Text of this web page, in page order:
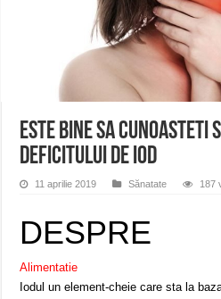
ANUNŢ OPRIRE APĂ în CARANSEBEȘ
ANUNŢ OPRIRE APĂ în CARANSEBEȘ
Este bine sa cunoasteti
deficitului de iod
11 aprilie 2019 Sănatate 187
DESPRE
Alimentatie
Iodul un element-cheie care sta la